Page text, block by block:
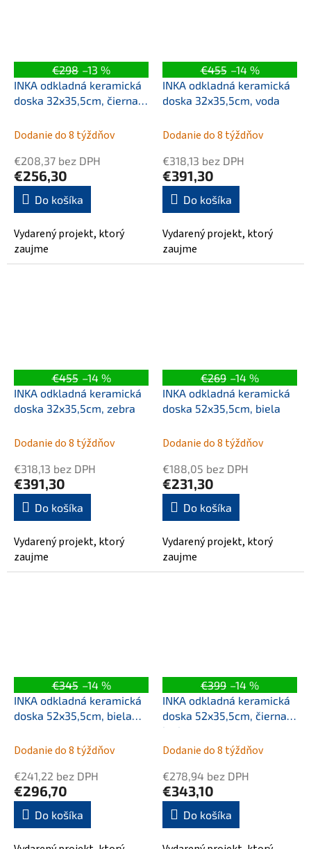
€298 –13 %
INKA odkladná keramická
doska 32x35,5cm, čierna
Dodanie do 8 týždňov
€208,37 bez DPH
€256,30
Do košíka
Vydarený projekt, ktorý
zaujme
€455 –14 %
INKA odkladná keramická
doska 32x35,5cm, voda
Dodanie do 8 týždňov
€318,13 bez DPH
€391,30
Do košíka
Vydarený projekt, ktorý
zaujme
€455 –14 %
INKA odkladná keramická
doska 32x35,5cm, zebra
Dodanie do 8 týždňov
€318,13 bez DPH
€391,30
Do košíka
Vydarený projekt, ktorý
zaujme
€269 –14 %
INKA odkladná keramická
doska 52x35,5cm, biela
Dodanie do 8 týždňov
€188,05 bez DPH
€231,30
Do košíka
Vydarený projekt, ktorý
zaujme
€345 –14 %
INKA odkladná keramická
doska 52x35,5cm, biela
Dodanie do 8 týždňov
€241,22 bez DPH
€296,70
Do košíka
€399 –14 %
INKA odkladná keramická
doska 52x35,5cm, čierna
lesk
Dodanie do 8 týždňov
€278,94 bez DPH
€343,10
Do košíka